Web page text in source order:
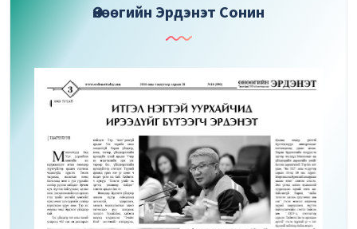
Өнөөгийн Эрдэнэт Сонин